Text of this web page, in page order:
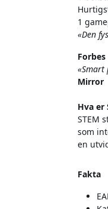
1
«Den
Forbes
«Smart
Mirror
Hva er
STEM
som
en
Fakta